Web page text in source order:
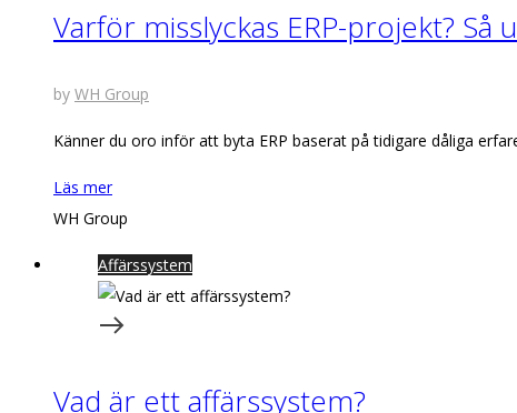
Varför misslyckas ERP-projekt?
by WH Group
Känner du oro inför att byta ERP baserat på tidigare dåliga
Läs mer
WH Group
Affärssystem
Vad är ett affärssystem?